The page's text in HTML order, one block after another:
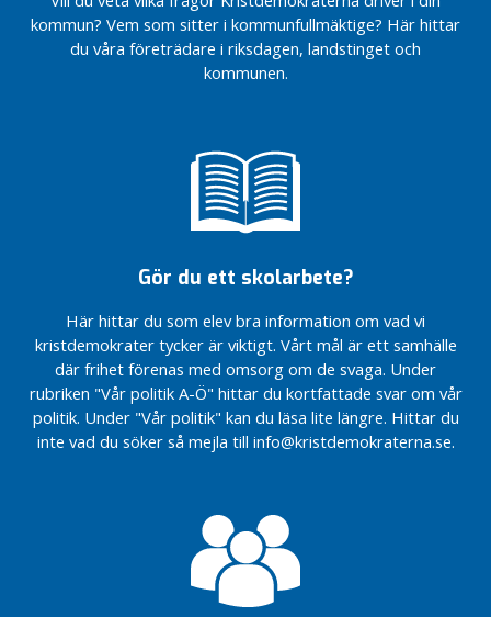
kommun? Vem som sitter i kommunfullmäktige? Här hittar
du våra företrädare i riksdagen, landstinget och
kommunen.
Gör du ett skolarbete?
Här hittar du som elev bra information om vad vi
kristdemokrater tycker är viktigt. Vårt mål är ett samhälle
där frihet förenas med omsorg om de svaga. Under
rubriken "Vår politik A-Ö" hittar du kortfattade svar om vår
politik. Under "Vår politik" kan du läsa lite längre. Hittar du
inte vad du söker så mejla till info@kristdemokraterna.se.